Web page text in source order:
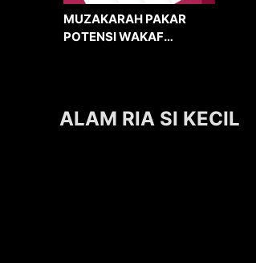
MUZAKARAH PAKAR
POTENSI WAKAF
ALAM RIA SI KECIL